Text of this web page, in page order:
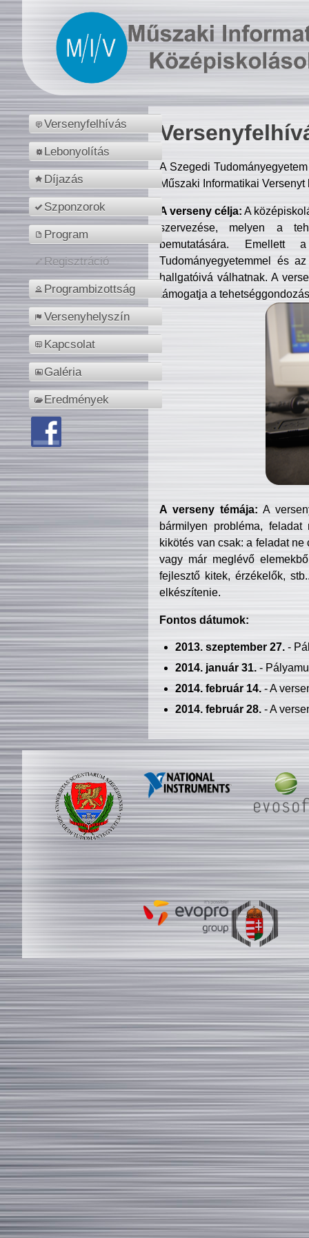
Versenyfelhívás
Lebonyolítás
Díjazás
Szponzorok
Program
Regisztráció
Programbizottság
Versenyhelyszín
Kapcsolat
Galéria
Eredmények
A Szegedi
Műszaki Informatikai
A verseny célja: A
szervezése, melyen a
bemutatására. Emellett
Tudományegyetemmel és
hallgatóivá válhatnak. A
támogatja a
A verseny témája: A
bármilyen probléma, feladat
kikötés van csak: a feladat
vagy már meglévő
fejlesztő kitek, érzékelők,
elkészítenie.
Fontos dátumok:
2013. szeptember 27.-
2014. január 31.-
2014. február 14.- A
2014. február 28.- A